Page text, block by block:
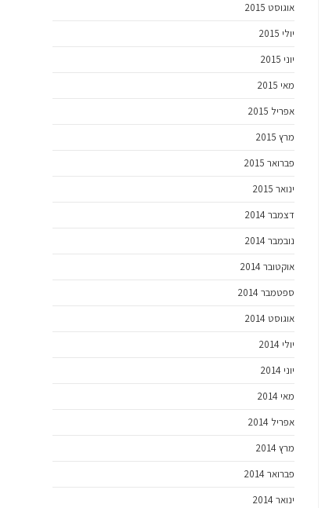
אוגוסט 2015
יולי 2015
יוני 2015
מאי 2015
אפריל 2015
מרץ 2015
פברואר 2015
ינואר 2015
דצמבר 2014
נובמבר 2014
אוקטובר 2014
ספטמבר 2014
אוגוסט 2014
יולי 2014
יוני 2014
מאי 2014
אפריל 2014
מרץ 2014
פברואר 2014
ינואר 2014